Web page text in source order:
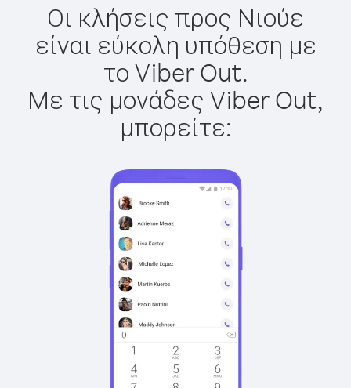
Οι κλήσεις προς Νιούε
είναι εύκολη υπόθεση με
το Viber Out.
Με τις μονάδες Viber Out,
μπορείτε: